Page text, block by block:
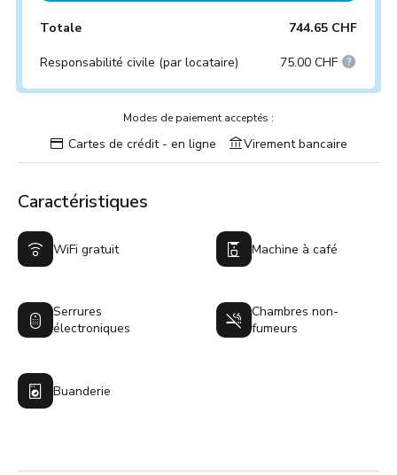
Totale 744.65 CHF
Responsabilité civile (par locataire) 75.00 CHF
Modes de paiement acceptés :
Cartes de crédit - en ligne Virement bancaire
Caractéristiques
WiFi gratuit Machine à café
Serrures
électroniques
Chambres non-
fumeurs
Buanderie